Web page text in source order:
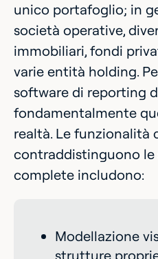
unico portafoglio; in
società operative,
immobiliari, fondi
varie entità holding.
software di reporting
fondamentalmente
realtà. Le funzionalità
contraddistinguono
complete includono:
Modellazione
strutture